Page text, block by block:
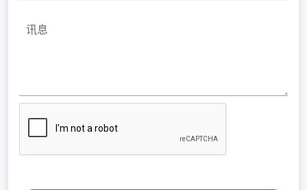
讯息